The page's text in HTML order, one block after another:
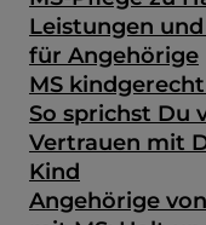
Leistungen
für Angehörige
MS
So sprichst Du
Vertrauen mit
Kind
Angehörige